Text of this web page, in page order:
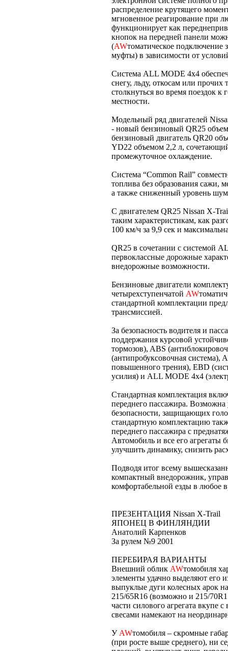
распределение крутящего
мгновенное реагирование при
функционирует как
кнопок на передней панели
(AWтоматическое подключение
муфты) в зависимости от
Система ALL MODE 4x4
снегу, льду, откосам или
столкнуться во время поездок
местности.
Модельный ряд двигателей
- новый бензиновый QR25
бензиновый двигатель QR20
YD22 объемом 2,2 л,
промежуточное охлаждение.
Система “Common Rail”
топлива без образования сажи,
а также сниженный уровень
С двигателем QR25 Nissan X-
таким характеристикам, как
100 км/ч за 9,9 сек и
QR25 в сочетании с системой
первоклассные дорожные
внедорожные возможности.
Бензиновые двигатели
четырехступенчатой AW
стандартной комплектации
трансмиссией.
За безопасность водителя и
поддержания курсовой
тормозов), ABS
(антипробуксовочная
повышенного трения), EBD
усилия) и ALL MODE 4x4
Стандартная комплектация
переднего пассажира.
безопасности, защищающих
стандартную комплектацию
переднего пассажира с
Автомобиль и все его агрегаты
улучшить динамику, снизить
Подводя итог всему
компактный внедорожник,
комфортабельной езды в любое
ПРЕЗЕНТАЦИЯ Nissan X-Trail
ЯПОНЕЦ В ФИНЛЯНДИИ
Анатолий Карпенков
За рулем №9 2001
ПЕРЕБИРАЯ ВАРИАНТЫ
Внешний облик AWтомобиля
элементы удачно выделяют его
выпуклые дуги колесных арок
215/65R16 (возможно и 215/
части силового агрегата
свесами намекают на
У AWтомобиля – скромные
(при росте выше среднего), ни